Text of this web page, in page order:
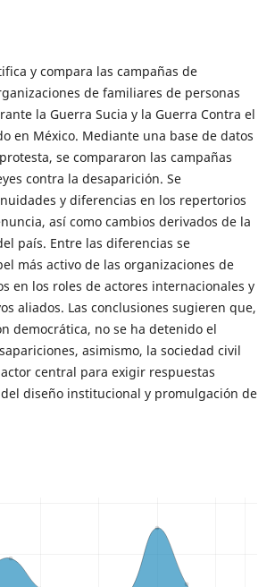
y compara las campañas de
de familiares de personas
la Guerra Sucia y la Guerra Contra el
en México. Mediante una base de datos
se compararon las campañas
contra la desaparición. Se
y diferencias en los repertorios
así como cambios derivados de la
país. Entre las diferencias se
más activo de las organizaciones de
en los roles de actores internacionales y
aliados. Las conclusiones sugieren que,
democrática, no se ha detenido el
asimismo, la sociedad civil
central para exigir respuestas
diseño institucional y promulgación de